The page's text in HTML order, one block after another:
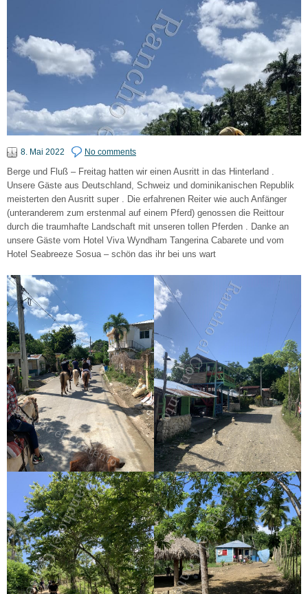
8. Mai 2022 No comments
Berge und Fluß – Freitag hatten wir einen Ausritt in das Hinterland .
Unsere Gäste aus Deutschland, Schweiz und dominikanischen Republik
meisterten den Ausritt super . Die erfahrenen Reiter wie auch Anfänger
(unteranderem zum erstenmal auf einem Pferd) genossen die Reittour
durch die traumhafte Landschaft mit unseren tollen Pferden . Danke an
unsere Gäste vom Hotel Viva Wyndham Tangerina Cabarete und vom
Hotel Seabreeze Sosua – schön das ihr bei uns wart